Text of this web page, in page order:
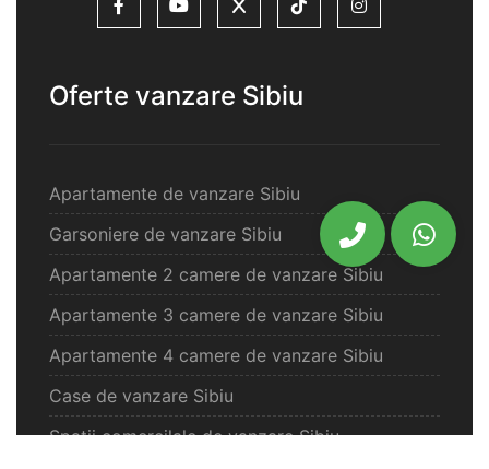
Oferte vanzare Sibiu
Apartamente de vanzare Sibiu
Garsoniere de vanzare Sibiu
Apartamente 2 camere de vanzare Sibiu
Apartamente 3 camere de vanzare Sibiu
Apartamente 4 camere de vanzare Sibiu
Case de vanzare Sibiu
Spatii comercilale de vanzare Sibiu